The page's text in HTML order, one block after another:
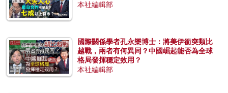
本社編輯部
國際關係學者孔永樂博士：將美伊衝突類比
越戰，兩者有何異同？中國崛起能否為全球
格局發揮穩定效用？
本社編輯部